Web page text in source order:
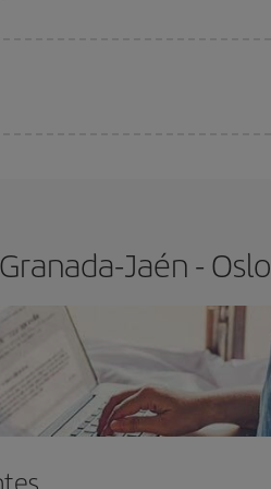
Jaén-Oslo-dest
Jaén - Oslo